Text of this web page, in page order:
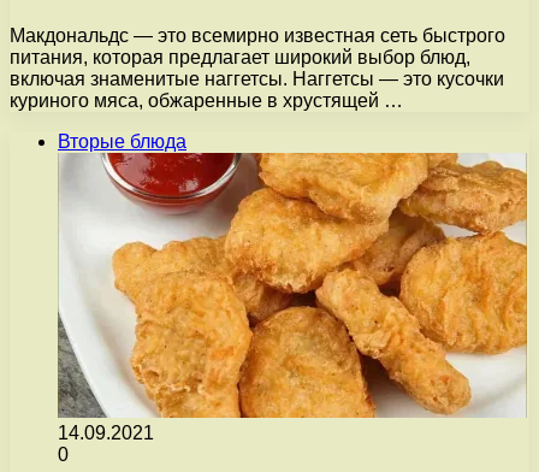
Макдональдс — это всемирно известная сеть быстрого
питания, которая предлагает широкий выбор блюд,
включая знаменитые наггетсы. Наггетсы — это кусочки
куриного мяса, обжаренные в хрустящей …
Вторые блюда
14.09.2021
0